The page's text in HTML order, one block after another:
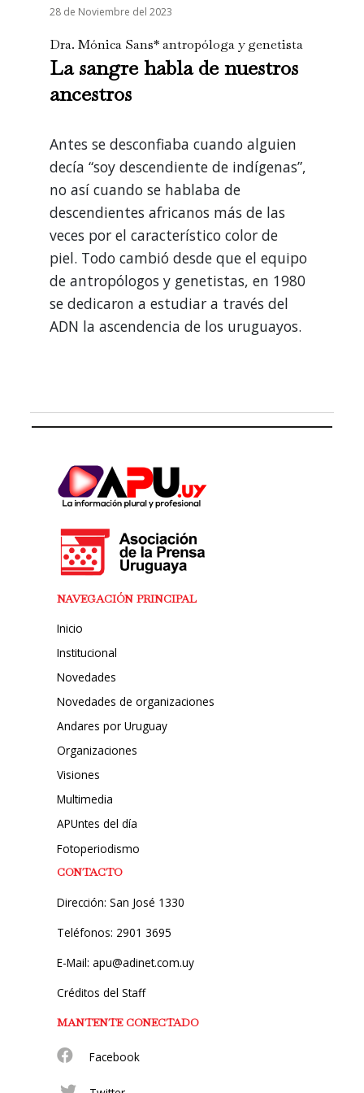
28 de Noviembre del 2023
Dra. Mónica Sans* antropóloga y genetista
La sangre habla de nuestros
ancestros
Antes se desconfiaba cuando alguien
decía “soy descendiente de indígenas”,
no así cuando se hablaba de
descendientes africanos más de las
veces por el característico color de
piel. Todo cambió desde que el equipo
de antropólogos y genetistas, en 1980
se dedicaron a estudiar a través del
ADN la ascendencia de los uruguayos.
NAVEGACIÓN PRINCIPAL
Inicio
Institucional
Novedades
Novedades de organizaciones
Andares por Uruguay
Organizaciones
Visiones
Multimedia
APUntes del día
Fotoperiodismo
CONTACTO
Dirección: San José 1330
Teléfonos: 2901 3695
E-Mail: apu@adinet.com.uy
Créditos del Staff
MANTENTE CONECTADO
Facebook